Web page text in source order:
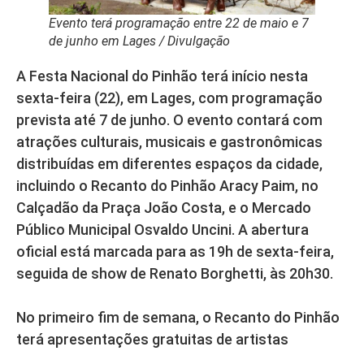
Evento terá programação entre 22 de maio e 7
de junho em Lages / Divulgação
A Festa Nacional do Pinhão terá início nesta
sexta-feira (22), em Lages, com programação
prevista até 7 de junho. O evento contará com
atrações culturais, musicais e gastronômicas
distribuídas em diferentes espaços da cidade,
incluindo o Recanto do Pinhão Aracy Paim, no
Calçadão da Praça João Costa, e o Mercado
Público Municipal Osvaldo Uncini. A abertura
oficial está marcada para as 19h de sexta-feira,
seguida de show de Renato Borghetti, às 20h30.
No primeiro fim de semana, o Recanto do Pinhão
terá apresentações gratuitas de artistas